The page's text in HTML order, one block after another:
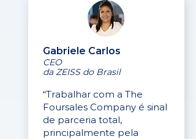
Gabriele Carlos
CEO
da ZEISS do Brasil
“Trabalhar com a The
Foursales Company é sinal
de parceria total,
principalmente pela